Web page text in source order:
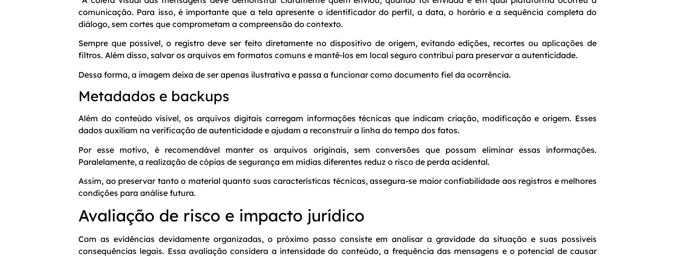
comunicação. Para isso, é importante que a tela apresente o identificador do perfil, a data, o horário e a sequência completa do
diálogo, sem cortes que comprometam a compreensão do contexto.
Sempre que possível, o registro deve ser feito diretamente no dispositivo de origem, evitando edições, recortes ou aplicações de
filtros. Além disso, salvar os arquivos em formatos comuns e mantê-los em local seguro contribui para preservar a autenticidade.
Dessa forma, a imagem deixa de ser apenas ilustrativa e passa a funcionar como documento fiel da ocorrência.
Metadados e backups
Além do conteúdo visível, os arquivos digitais carregam informações técnicas que indicam criação, modificação e origem. Esses
dados auxiliam na verificação de autenticidade e ajudam a reconstruir a linha do tempo dos fatos.
Por esse motivo, é recomendável manter os arquivos originais, sem conversões que possam eliminar essas informações.
Paralelamente, a realização de cópias de segurança em mídias diferentes reduz o risco de perda acidental.
Assim, ao preservar tanto o material quanto suas características técnicas, assegura-se maior confiabilidade aos registros e melhores
condições para análise futura.
Avaliação de risco e impacto jurídico
Com as evidências devidamente organizadas, o próximo passo consiste em analisar a gravidade da situação e suas possíveis
consequências legais. Essa avaliação considera a intensidade do conteúdo, a frequência das mensagens e o potencial de causar